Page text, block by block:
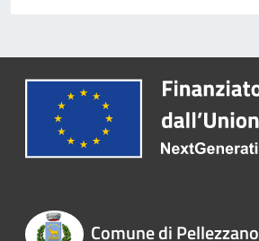
Comune di Pellezzano